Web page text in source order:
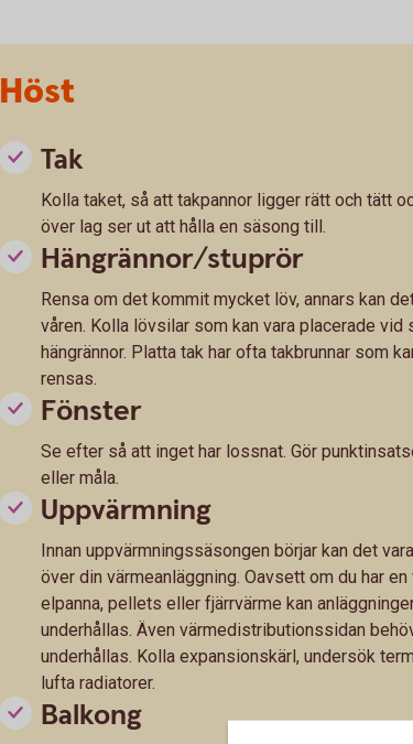
Höst
Tak
Kolla taket, så att takpannor ligger rätt och tätt
över lag ser ut att hålla en säsong till.
Hängrännor/stuprör
Rensa om det kommit mycket löv, annars kan
våren. Kolla lövsilar som kan vara placerade vid
hängrännor. Platta tak har ofta takbrunnar som
rensas.
Fönster
Se efter så att inget har lossnat. Gör
eller måla.
Uppvärmning
Innan uppvärmningssäsongen börjar kan det
över din värmeanläggning. Oavsett om du har en
elpanna, pellets eller fjärrvärme kan
underhållas. Även värmedistributionssidan
underhållas. Kolla expansionskärl, undersök
lufta radiatorer.
Balkong